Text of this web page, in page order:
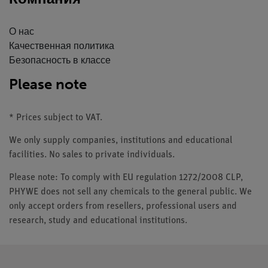
О нас
Качественная политика
Безопасность в классе
Please note
* Prices subject to VAT.
We only supply companies, institutions and educational
facilities. No sales to private individuals.
Please note: To comply with EU regulation 1272/2008 CLP,
PHYWE does not sell any chemicals to the general public. We
only accept orders from resellers, professional users and
research, study and educational institutions.